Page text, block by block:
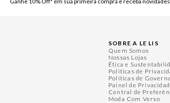
SOBRE A LE LIS
Quem Somos
Nossas Lojas
Ética e
Políticas de
Políticas de
Painel de
Central de
Moda Com Verso